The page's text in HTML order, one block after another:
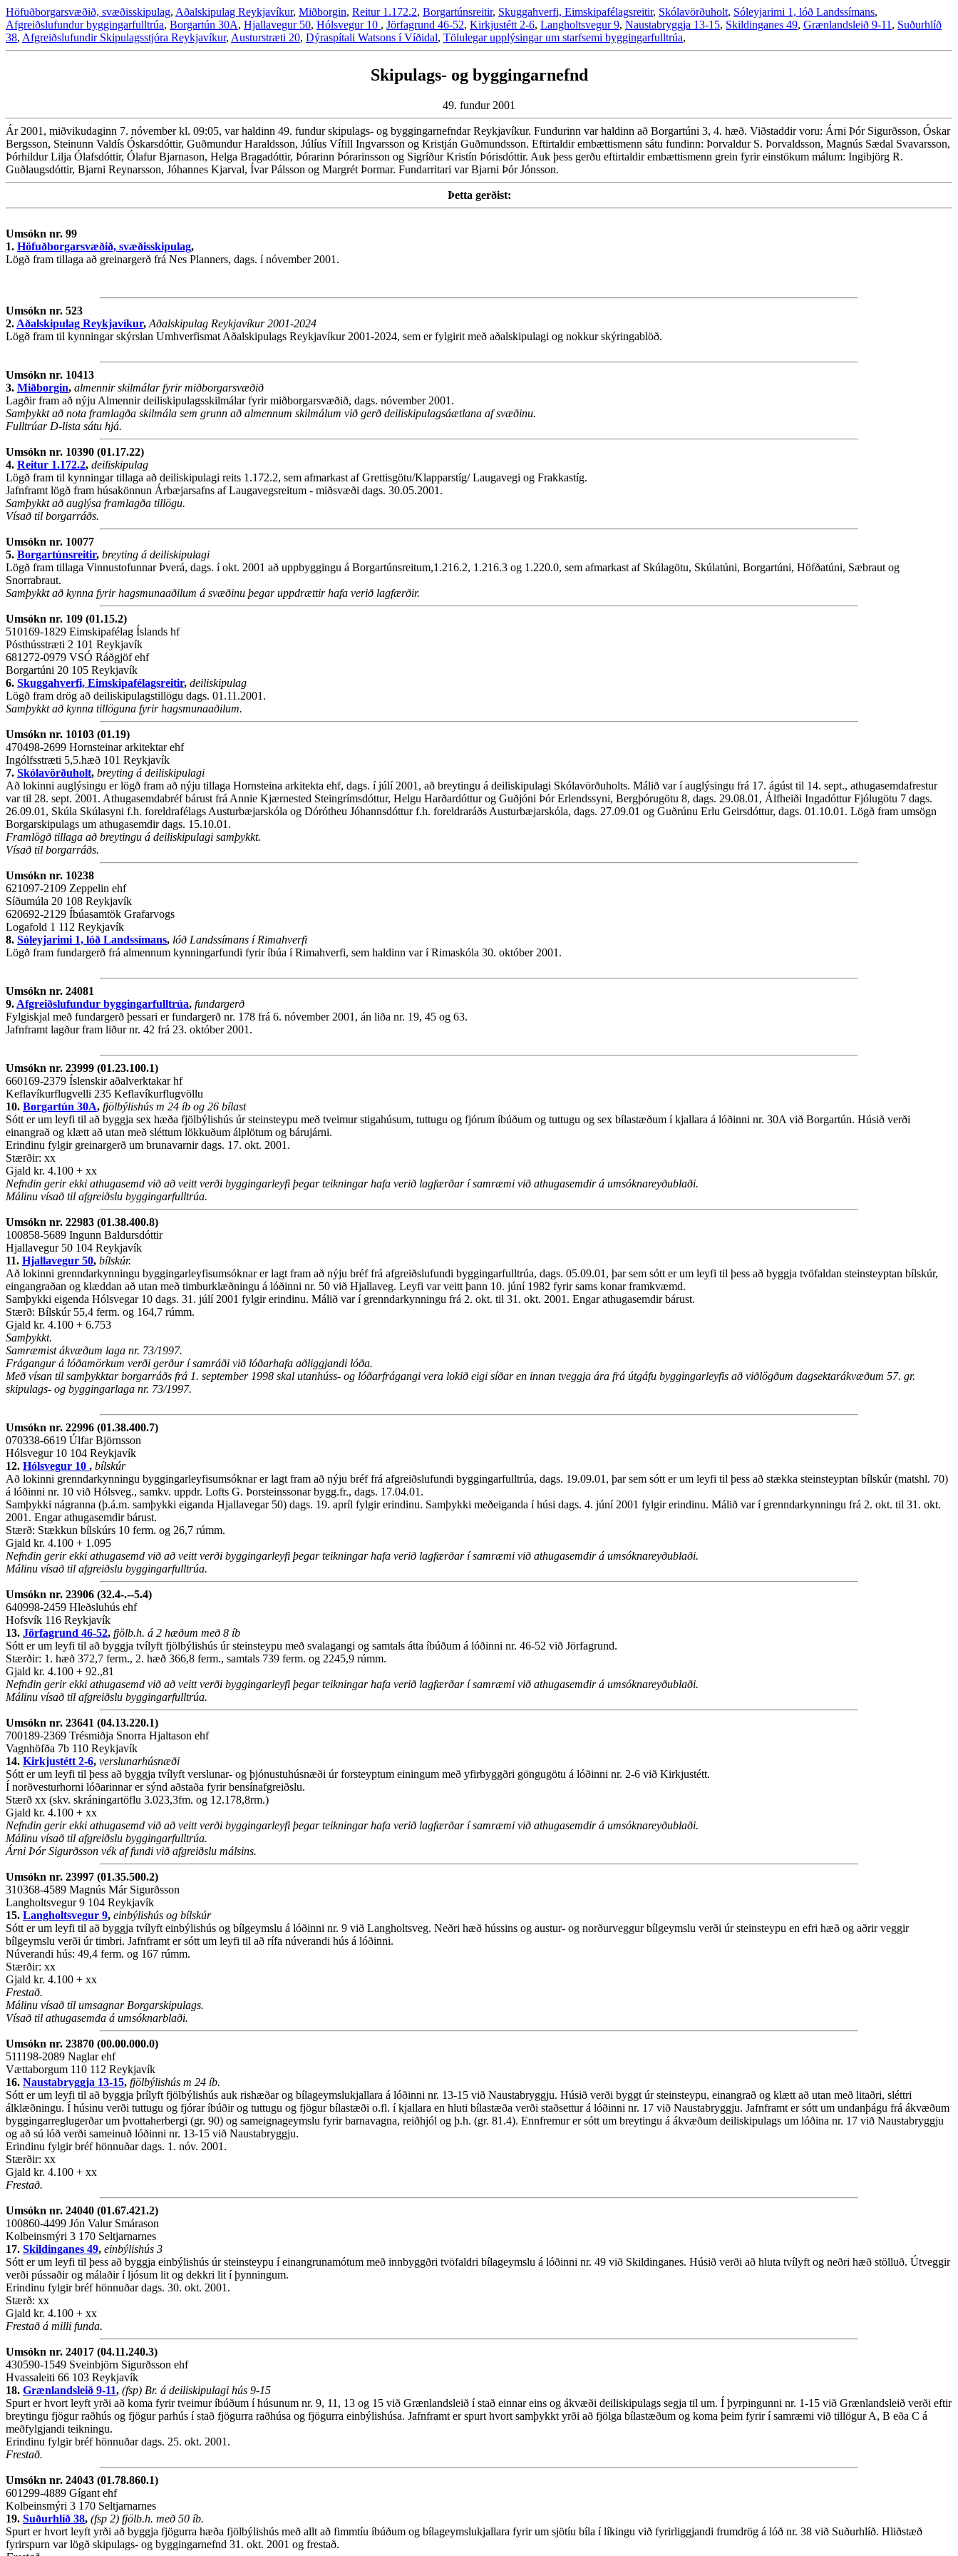
Höfuðborgarsvæðið, svæðisskipulag, Aðalskipulag Reykjavíkur, Miðborgin, Reitur 1.172.2, Borgartúnsreitir, Skuggahverfi, Eimskipafélagsreitir, Skólavörðuholt, Sóleyjarimi 1, lóð Landssímans,
Afgreiðslufundur byggingarfulltrúa, Borgartún 30A, Hjallavegur 50, Hólsvegur 10 , Jörfagrund 46-52, Kirkjustétt 2-6, Langholtsvegur 9, Naustabryggja 13-15, Skildinganes 49, Grænlandsleið 9-11 , Suðurhlíð
38, Afgreiðslufundir Skipulagsstjóra Reykjavíkur, Austurstræti 20, Dýraspítali Watsons í Víðidal, Tölulegar upplýsingar um starfsemi byggingarfulltrúa,
Skipulags- og byggingarnefnd
49. fundur 2001
Ár 2001, miðvikudaginn 7. nóvember kl. 09:05, var haldinn 49. fundur skipulags- og byggingarnefndar Reykjavíkur. Fundurinn var haldinn að Borgartúni 3, 4. hæð. Viðstaddir voru: Árni Þór Sigurðsson, Óskar
Bergsson, Steinunn Valdís Óskarsdóttir, Guðmundur Haraldsson, Júlíus Vífill Ingvarsson og Kristján Guðmundsson. Eftirtaldir embættismenn sátu fundinn: Þorvaldur S. Þorvaldsson, Magnús Sædal Svavarsson,
Þórhildur Lilja Ólafsdóttir, Ólafur Bjarnason, Helga Bragadóttir, Þórarinn Þórarinsson og Sigríður Kristín Þórisdóttir. Auk þess gerðu eftirtaldir embættismenn grein fyrir einstökum málum: Ingibjörg R.
Guðlaugsdóttir, Bjarni Reynarsson, Jóhannes Kjarval, Ívar Pálsson og Margrét Þormar. Fundarritari var Bjarni Þór Jónsson.
Þetta gerðist:
Umsókn nr. 99
1. Höfuðborgarsvæðið, svæðisskipulag,
Lögð fram tillaga að greinargerð frá Nes Planners, dags. í nóvember 2001.
Umsókn nr. 523
2. Aðalskipulag Reykjavíkur, Aðalskipulag Reykjavíkur 2001-2024
Lögð fram til kynningar skýrslan Umhverfismat Aðalskipulags Reykjavíkur 2001-2024, sem er fylgirit með aðalskipulagi og nokkur skýringablöð.
Umsókn nr. 10413
3. Miðborgin, almennir skilmálar fyrir miðborgarsvæðið
Lagðir fram að nýju Almennir deiliskipulagsskilmálar fyrir miðborgarsvæðið, dags. nóvember 2001.
Samþykkt að nota framlagða skilmála sem grunn að almennum skilmálum við gerð deiliskipulagsáætlana af svæðinu.
Fulltrúar D-lista sátu hjá.
Umsókn nr. 10390 (01.17.22)
4. Reitur 1.172.2, deiliskipulag
Lögð fram til kynningar tillaga að deiliskipulagi reits 1.172.2, sem afmarkast af Grettisgötu/Klapparstíg/ Laugavegi og Frakkastíg.
Jafnframt lögð fram húsakönnun Árbæjarsafns af Laugavegsreitum - miðsvæði dags. 30.05.2001.
Samþykkt að auglýsa framlagða tillögu.
Vísað til borgarráðs.
Umsókn nr. 10077
5. Borgartúnsreitir, breyting á deiliskipulagi
Lögð fram tillaga Vinnustofunnar Þverá, dags. í okt. 2001 að uppbyggingu á Borgartúnsreitum,1.216.2, 1.216.3 og 1.220.0, sem afmarkast af Skúlagötu, Skúlatúni, Borgartúni, Höfðatúni, Sæbraut og
Snorrabraut.
Samþykkt að kynna fyrir hagsmunaaðilum á svæðinu þegar uppdrættir hafa verið lagfærðir.
Umsókn nr. 109 (01.15.2)
510169-1829 Eimskipafélag Íslands hf
Pósthússtræti 2 101 Reykjavík
681272-0979 VSÓ Ráðgjöf ehf
Borgartúni 20 105 Reykjavík
6. Skuggahverfi, Eimskipafélagsreitir, deiliskipulag
Lögð fram drög að deiliskipulagstillögu dags. 01.11.2001.
Samþykkt að kynna tillöguna fyrir hagsmunaaðilum.
Umsókn nr. 10103 (01.19)
470498-2699 Hornsteinar arkitektar ehf
Ingólfsstræti 5,5.hæð 101 Reykjavík
7. Skólavörðuholt, breyting á deiliskipulagi
Að lokinni auglýsingu er lögð fram að nýju tillaga Hornsteina arkitekta ehf, dags. í júlí 2001, að breytingu á deiliskipulagi Skólavörðuholts. Málið var í auglýsingu frá 17. ágúst til 14. sept., athugasemdafrestur
var til 28. sept. 2001. Athugasemdabréf bárust frá Annie Kjærnested Steingrímsdóttur, Helgu Harðardóttur og Guðjóni Þór Erlendssyni, Bergþórugötu 8, dags. 29.08.01, Álfheiði Ingadóttur Fjólugötu 7 dags.
26.09.01, Skúla Skúlasyni f.h. foreldrafélags Austurbæjarskóla og Dórótheu Jóhannsdóttur f.h. foreldraráðs Austurbæjarskóla, dags. 27.09.01 og Guðrúnu Erlu Geirsdóttur, dags. 01.10.01. Lögð fram umsögn
Borgarskipulags um athugasemdir dags. 15.10.01.
Framlögð tillaga að breytingu á deiliskipulagi samþykkt.
Vísað til borgarráðs.
Umsókn nr. 10238
621097-2109 Zeppelin ehf
Síðumúla 20 108 Reykjavík
620692-2129 Íbúasamtök Grafarvogs
Logafold 1 112 Reykjavík
8. Sóleyjarimi 1, lóð Landssímans, lóð Landssímans í Rimahverfi
Lögð fram fundargerð frá almennum kynningarfundi fyrir íbúa í Rimahverfi, sem haldinn var í Rimaskóla 30. október 2001.
Umsókn nr. 24081
9. Afgreiðslufundur byggingarfulltrúa, fundargerð
Fylgiskjal með fundargerð þessari er fundargerð nr. 178 frá 6. nóvember 2001, án liða nr. 19, 45 og 63.
Jafnframt lagður fram liður nr. 42 frá 23. október 2001.
Umsókn nr. 23999 (01.23.100.1)
660169-2379 Íslenskir aðalverktakar hf
Keflavíkurflugvelli 235 Keflavíkurflugvöllu
10. Borgartún 30A, fjölbýlishús m 24 íb og 26 bílast
Sótt er um leyfi til að byggja sex hæða fjölbýlishús úr steinsteypu með tveimur stigahúsum, tuttugu og fjórum íbúðum og tuttugu og sex bílastæðum í kjallara á lóðinni nr. 30A við Borgartún. Húsið verði
einangrað og klætt að utan með sléttum lökkuðum álplötum og bárujárni.
Erindinu fylgir greinargerð um brunavarnir dags. 17. okt. 2001.
Stærðir: xx
Gjald kr. 4.100 + xx
Nefndin gerir ekki athugasemd við að veitt verði byggingarleyfi þegar teikningar hafa verið lagfærðar í samræmi við athugasemdir á umsóknareyðublaði.
Málinu vísað til afgreiðslu byggingarfulltrúa.
Umsókn nr. 22983 (01.38.400.8)
100858-5689 Ingunn Baldursdóttir
Hjallavegur 50 104 Reykjavík
11. Hjallavegur 50, bílskúr.
Að lokinni grenndarkynningu byggingarleyfisumsóknar er lagt fram að nýju bréf frá afgreiðslufundi byggingarfulltrúa, dags. 05.09.01, þar sem sótt er um leyfi til þess að byggja tvöfaldan steinsteyptan bílskúr,
eingangraðan og klæddan að utan með timburklæðningu á lóðinni nr. 50 við Hjallaveg. Leyfi var veitt þann 10. júní 1982 fyrir sams konar framkvæmd.
Samþykki eigenda Hólsvegar 10 dags. 31. júlí 2001 fylgir erindinu. Málið var í grenndarkynningu frá 2. okt. til 31. okt. 2001. Engar athugasemdir bárust.
Stærð: Bílskúr 55,4 ferm. og 164,7 rúmm.
Gjald kr. 4.100 + 6.753
Samþykkt.
Samræmist ákvæðum laga nr. 73/1997.
Frágangur á lóðamörkum verði gerður í samráði við lóðarhafa aðliggjandi lóða.
Með vísan til samþykktar borgarráðs frá 1. september 1998 skal utanhúss- og lóðarfrágangi vera lokið eigi síðar en innan tveggja ára frá útgáfu byggingarleyfis að viðlögðum dagsektarákvæðum 57. gr.
skipulags- og byggingarlaga nr. 73/1997.
Umsókn nr. 22996 (01.38.400.7)
070338-6619 Úlfar Björnsson
Hólsvegur 10 104 Reykjavík
12. Hólsvegur 10 , bílskúr
Að lokinni grenndarkynningu byggingarleyfisumsóknar er lagt fram að nýju bréf frá afgreiðslufundi byggingarfulltrúa, dags. 19.09.01, þar sem sótt er um leyfi til þess að stækka steinsteyptan bílskúr (matshl. 70)
á lóðinni nr. 10 við Hólsveg., samkv. uppdr. Lofts G. Þorsteinssonar bygg.fr., dags. 17.04.01.
Samþykki nágranna (þ.á.m. samþykki eiganda Hjallavegar 50) dags. 19. apríl fylgir erindinu. Samþykki meðeiganda í húsi dags. 4. júní 2001 fylgir erindinu. Málið var í grenndarkynningu frá 2. okt. til 31. okt.
2001. Engar athugasemdir bárust.
Stærð: Stækkun bílskúrs 10 ferm. og 26,7 rúmm.
Gjald kr. 4.100 + 1.095
Nefndin gerir ekki athugasemd við að veitt verði byggingarleyfi þegar teikningar hafa verið lagfærðar í samræmi við athugasemdir á umsóknareyðublaði.
Málinu vísað til afgreiðslu byggingarfulltrúa.
Umsókn nr. 23906 (32.4-.--5.4)
640998-2459 Hleðsluhús ehf
Hofsvík 116 Reykjavík
13. Jörfagrund 46-52, fjölb.h. á 2 hæðum með 8 íb
Sótt er um leyfi til að byggja tvílyft fjölbýlishús úr steinsteypu með svalagangi og samtals átta íbúðum á lóðinni nr. 46-52 við Jörfagrund.
Stærðir: 1. hæð 372,7 ferm., 2. hæð 366,8 ferm., samtals 739 ferm. og 2245,9 rúmm.
Gjald kr. 4.100 + 92.,81
Nefndin gerir ekki athugasemd við að veitt verði byggingarleyfi þegar teikningar hafa verið lagfærðar í samræmi við athugasemdir á umsóknareyðublaði.
Málinu vísað til afgreiðslu byggingarfulltrúa.
Umsókn nr. 23641 (04.13.220.1)
700189-2369 Trésmiðja Snorra Hjaltason ehf
Vagnhöfða 7b 110 Reykjavík
14. Kirkjustétt 2-6, verslunarhúsnæði
Sótt er um leyfi til þess að byggja tvílyft verslunar- og þjónustuhúsnæði úr forsteyptum einingum með yfirbyggðri göngugötu á lóðinni nr. 2-6 við Kirkjustétt.
Í norðvesturhorni lóðarinnar er sýnd aðstaða fyrir bensínafgreiðslu.
Stærð xx (skv. skráningartöflu 3.023,3fm. og 12.178,8rm.)
Gjald kr. 4.100 + xx
Nefndin gerir ekki athugasemd við að veitt verði byggingarleyfi þegar teikningar hafa verið lagfærðar í samræmi við athugasemdir á umsóknareyðublaði.
Málinu vísað til afgreiðslu byggingarfulltrúa.
Árni Þór Sigurðsson vék af fundi við afgreiðslu málsins.
Umsókn nr. 23997 (01.35.500.2)
310368-4589 Magnús Már Sigurðsson
Langholtsvegur 9 104 Reykjavík
15. Langholtsvegur 9, einbýlishús og bílskúr
Sótt er um leyfi til að byggja tvílyft einbýlishús og bílgeymslu á lóðinni nr. 9 við Langholtsveg. Neðri hæð hússins og austur- og norðurveggur bílgeymslu verði úr steinsteypu en efri hæð og aðrir veggir
bílgeymslu verði úr timbri. Jafnframt er sótt um leyfi til að rífa núverandi hús á lóðinni.
Núverandi hús: 49,4 ferm. og 167 rúmm.
Stærðir: xx
Gjald kr. 4.100 + xx
Frestað.
Málinu vísað til umsagnar Borgarskipulags.
Vísað til athugasemda á umsóknarblaði.
Umsókn nr. 23870 (00.00.000.0)
511198-2089 Naglar ehf
Vættaborgum 110 112 Reykjavík
16. Naustabryggja 13-15, fjölbýlishús m 24 íb.
Sótt er um leyfi til að byggja þrílyft fjölbýlishús auk rishæðar og bílageymslukjallara á lóðinni nr. 13-15 við Naustabryggju. Húsið verði byggt úr steinsteypu, einangrað og klætt að utan með litaðri, sléttri
álklæðningu. Í húsinu verði tuttugu og fjórar íbúðir og tuttugu og fjögur bílastæði o.fl. í kjallara en hluti bílastæða verði staðsettur á lóðinni nr. 17 við Naustabryggju. Jafnframt er sótt um undanþágu frá ákvæðum
byggingarreglugerðar um þvottaherbergi (gr. 90) og sameignageymslu fyrir barnavagna, reiðhjól og þ.h. (gr. 81.4). Ennfremur er sótt um breytingu á ákvæðum deiliskipulags um lóðina nr. 17 við Naustabryggju
og að sú lóð verði sameinuð lóðinni nr. 13-15 við Naustabryggju.
Erindinu fylgir bréf hönnuðar dags. 1. nóv. 2001.
Stærðir: xx
Gjald kr. 4.100 + xx
Frestað.
Umsókn nr. 24040 (01.67.421.2)
100860-4499 Jón Valur Smárason
Kolbeinsmýri 3 170 Seltjarnarnes
17. Skildinganes 49, einbýlishús 3
Sótt er um leyfi til þess að byggja einbýlishús úr steinsteypu í einangrunamótum með innbyggðri tvöfaldri bílageymslu á lóðinni nr. 49 við Skildinganes. Húsið verði að hluta tvílyft og neðri hæð stölluð. Útveggir
verði pússaðir og málaðir í ljósum lit og dekkri lit í þynningum.
Erindinu fylgir bréf hönnuðar dags. 30. okt. 2001.
Stærð: xx
Gjald kr. 4.100 + xx
Frestað á milli funda.
Umsókn nr. 24017 (04.11.240.3)
430590-1549 Sveinbjörn Sigurðsson ehf
Hvassaleiti 66 103 Reykjavík
18. Grænlandsleið 9-11, (fsp) Br. á deiliskipulagi hús 9-15
Spurt er hvort leyft yrði að koma fyrir tveimur íbúðum í húsunum nr. 9, 11, 13 og 15 við Grænlandsleið í stað einnar eins og ákvæði deiliskipulags segja til um. Í þyrpingunni nr. 1-15 við Grænlandsleið verði eftir
breytingu fjögur raðhús og fjögur parhús í stað fjögurra raðhúsa og fjögurra einbýlishúsa. Jafnframt er spurt hvort samþykkt yrði að fjölga bílastæðum og koma þeim fyrir í samræmi við tillögur A, B eða C á
meðfylgjandi teikningu.
Erindinu fylgir bréf hönnuðar dags. 25. okt. 2001.
Frestað.
Umsókn nr. 24043 (01.78.860.1)
601299-4889 Gígant ehf
Kolbeinsmýri 3 170 Seltjarnarnes
19. Suðurhlíð 38, (fsp 2) fjölb.h. með 50 íb.
Spurt er hvort leyft yrði að byggja fjögurra hæða fjölbýlishús með allt að fimmtíu íbúðum og bílageymslukjallara fyrir um sjötíu bíla í líkingu við fyrirliggjandi frumdrög á lóð nr. 38 við Suðurhlíð. Hliðstæð
fyrirspurn var lögð skipulags- og byggingarnefnd 31. okt. 2001 og frestað.